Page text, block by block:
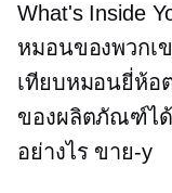
What's Inside
หมอนของพวกเ
เทียบหมอนยี่ห้อ
ของผลิตภัณฑ์ไ
อย่างไร ขาย-y